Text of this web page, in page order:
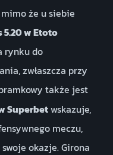
że u siebie
5.20 w Etoto
rynku do
zwłaszcza przy
także jest
Superbetwskazuje,
meczu,
okazje. Girona